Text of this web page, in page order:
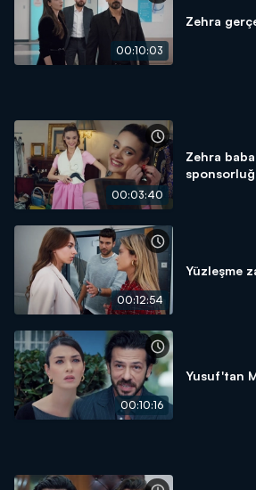
00:10:03
Zehra
00:03:40
Zehra
00:12:54
Yüzleşme
00:10:16
Yusuf'tan